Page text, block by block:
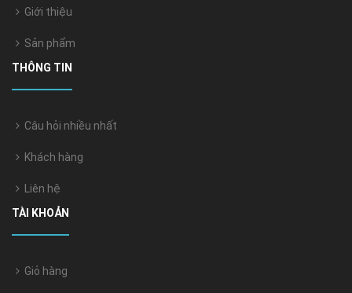
Giới thiệu
Sản phẩm
THÔNG TIN
Câu hỏi nhiều nhất
Khách hàng
Liên hệ
TÀI KHOẢN
Giỏ hàng